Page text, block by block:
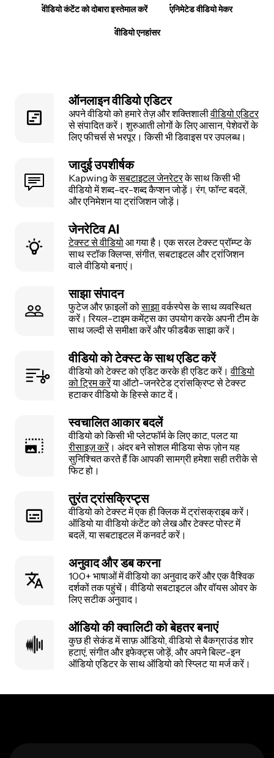
वीडियो कंटेंट को दोबारा इस्तेमाल करें एनिमेटेड वीडियो मेकर
वीडियो एनहांसर
ऑनलाइन वीडियो एडिटर
अपने वीडियो को हमारे तेज़ और शक्तिशालीवीडियो एडिटर
से संपादित करें। शुरुआती लोगों के लिए आसान, पेशेवरों के
लिए फीचर्स से भरपूर। किसी भी डिवाइस पर उपलब्ध।
जादुई उपशीर्षक
Kapwing केसबटाइटल जेनरेटरके साथ किसी भी
वीडियो में शब्द-दर-शब्द कैप्शन जोड़ें। रंग, फॉन्ट बदलें,
और एनिमेशन या ट्रांजिशन जोड़ें।
जेनरेटिव AI
टेक्स्ट से वीडियोआ गया है। एक सरल टेक्स्ट प्रॉम्प्ट के
साथ स्टॉक क्लिप्स, संगीत, सबटाइटल और ट्रांजिशन
वाले वीडियो बनाएं।
साझा संपादन
फुटेज और फ़ाइलों कोसाझावर्कस्पेस के साथ व्यवस्थित
करें। रियल-टाइम कमेंट्स का उपयोग करके अपनी टीम के
साथ जल्दी से समीक्षा करें और फीडबैक साझा करें।
वीडियो को टेक्स्ट के साथ एडिट करें
वीडियो को टेक्स्ट को एडिट करके ही एडिट करें।वीडियो
को ट्रिम करेंया ऑटो-जनरेटेड ट्रांसक्रिप्ट से टेक्स्ट
हटाकर वीडियो के हिस्से काट दें।
स्वचालित आकार बदलें
वीडियो को किसी भी प्लेटफॉर्म के लिए काट, पलट या
रीसाइज़ करें। अंदर बने सोशल मीडिया सेफ ज़ोन यह
सुनिश्चित करते हैं कि आपकी सामग्री हमेशा सही तरीके से
फिट हो।
तुरंत ट्रांसक्रिप्ट्स
वीडियो को टेक्स्ट में एक ही क्लिक में ट्रांसक्राइब करें।
ऑडियो या वीडियो कंटेंट को लेख और टेक्स्ट पोस्ट में
बदलें, या सबटाइटल में कनवर्ट करें।
अनुवाद और डब करना
100+ भाषाओं में वीडियो का अनुवाद करें और एक वैश्विक
दर्शकों तक पहुंचें। वीडियो सबटाइटल और वॉयस ओवर के
लिए सटीक अनुवाद।
ऑडियो की क्वालिटी को बेहतर बनाएं
कुछ ही सेकंड में साफ़ ऑडियो, वीडियो से बैकग्राउंड शोर
हटाएं, संगीत और इफेक्ट्स जोड़ें, और अपने बिल्ट-इन
ऑडियो एडिटर के साथ ऑडियो को स्प्लिट या मर्ज करें।